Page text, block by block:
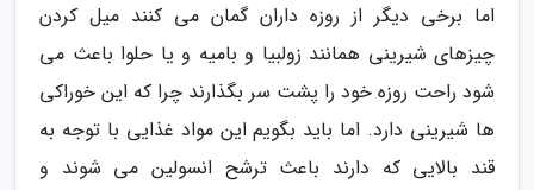
اما برخی دیگر از روزه داران گمان می کنند میل کردن
چیزهای شیرینی همانند زولبیا و بامیه و یا حلوا باعث می
شود راحت روزه خود را پشت سر بگذارند چرا که این خوراکی
ها شیرینی دارد. اما باید بگویم این مواد غذایی با توجه به
قند بالایی که دارند باعث ترشح انسولین می شوند و